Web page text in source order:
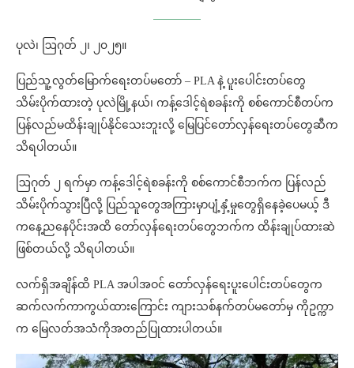
ပုလဲ၊ ဩဂုတ် ၂၊ ၂၀၂၅။
ပြည်သူ့လွတ်မြောက်ရေးတပ်မတော် – PLA နဲ့ ပူးပေါင်းတပ်တွေ
သိမ်းပိုက်ထားတဲ့ ပုလဲမြို့နယ်၊ ကန့်ဒေါင့်ရဲစခန်းကို စစ်ကောင်စီတပ်က
ပြန်လည်မထိန်းချုပ်နိုင်သေးဘူးလို့ မြေပြင်တော်လှန်ရေးတပ်တွေဆီက
သိရပါတယ်။
ဩဂုတ် ၂ ရက်မှာ ကန့်ဒေါင့်ရဲစခန်းကို စစ်ကောင်စီဘက်က ပြန်လည်
သိမ်းပိုက်သွားပြီလို့ ပြည်သူတွေအကြားမှာပျံ့နှံ့မှုတွေရှိနေခဲ့ပေမယ့် ဒီ
ကနေ့ညနေပိုင်းအထိ တော်လှန်ရေးတပ်တွေဘက်က ထိန်းချုပ်ထားဆဲ
ဖြစ်တယ်လို့ သိရပါတယ်။
လက်ရှိအချိန်ထိ PLA အပါအဝင် တော်လှန်ရေးပူးပေါင်းတပ်တွေက
ဆက်လက်ကာကွယ်ထားကြောင်း ကျားသစ်နက်တပ်မတော်မှ ကိုဥက္ကာ
က မြေလတ်အသံကိုအတည်ပြုထားပါတယ်။